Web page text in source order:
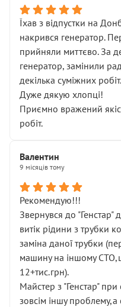
Їхав з відпустки на
накрився генератор.
прийняли миттєво. За
генератор, замінили
декілька суміжних робіт.
Дуже дякую хлопці!
Приємно вражений
робіт.
Валентин
9 місяців тому
Рекомендую!!!
Звернувся до
витік рідини з трубки
заміна даної трубки
машину на іншому
12+тис.грн).
Майстер з "Генстар"
зовсім іншу проблему,а